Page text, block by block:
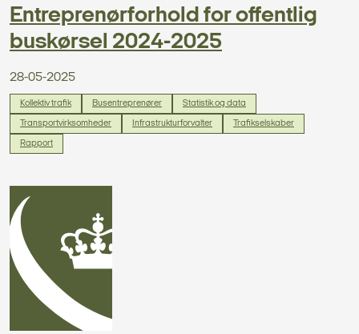
Entreprenørforhold for offentlig
buskørsel 2024-2025
28-05-2025
Kollektiv trafik Busentreprenører Statistik og data
Transportvirksomheder Infrastrukturforvalter Trafikselskaber
Rapport